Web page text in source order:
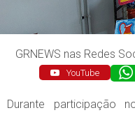
GRNEWS nas Redes
YouTube
Durante participação